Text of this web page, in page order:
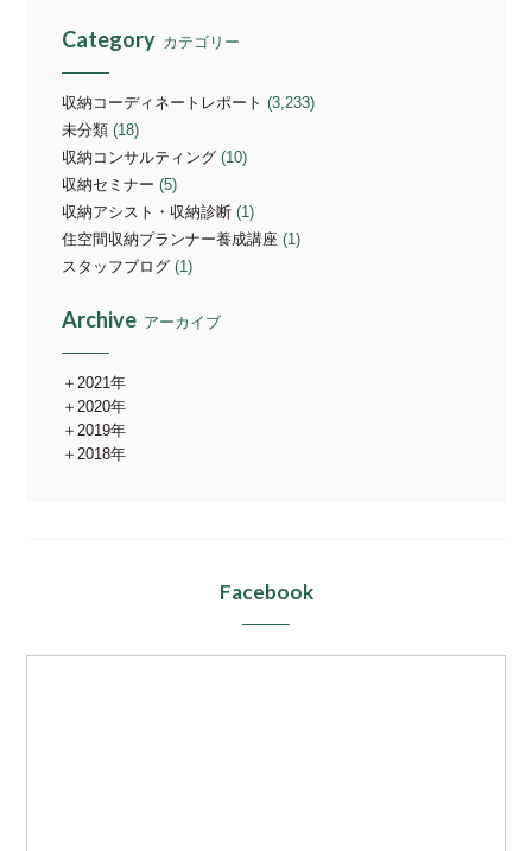
Category カテゴリー
収納コーディネートレポート (3,233)
未分類 (18)
収納コンサルティング (10)
収納セミナー (5)
収納アシスト・収納診断 (1)
住空間収納プランナー養成講座 (1)
スタッフブログ (1)
Archive アーカイブ
2021年
2020年
2019年
2018年
Facebook